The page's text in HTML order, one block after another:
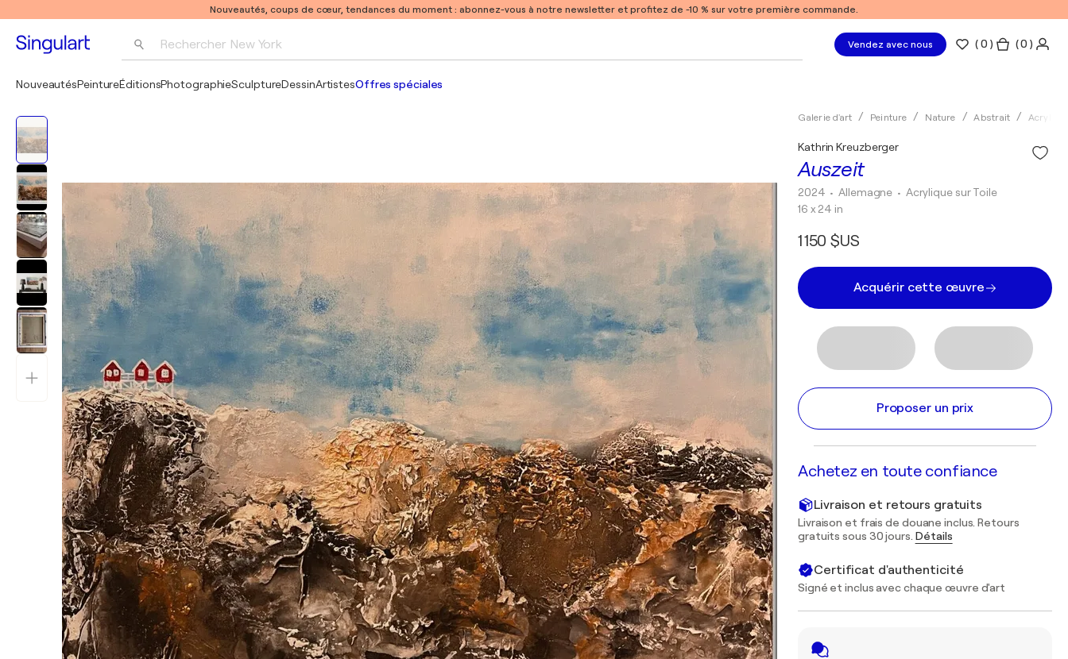
Nouveautés, coups de cœur, tendances du moment : abonnez-vous à notre newsletter et profitez de -10 % sur votre première commande.
Rechercher New York Vendez avec nous (0 ) ( 0 )
NouveautésPeintureÉditionsPhotographieSculptureDessinArtistesOffres spéciales
Galerie d'art Peinture Nature Abstrait
Auszeit
Kathrin Kreuzberger
2024 • Allemagne • Acrylique sur Toile
16 x 24 in
1 150 $US
Acquérir cette œuvre
Proposer un prix
Achetez en toute confiance
Livraison et retours gratuits
Livraison et frais de douane inclus. Retours
gratuits sous 30 jours. Détails
Certificat d'authenticité
Signé et inclus avec chaque œuvre d'art